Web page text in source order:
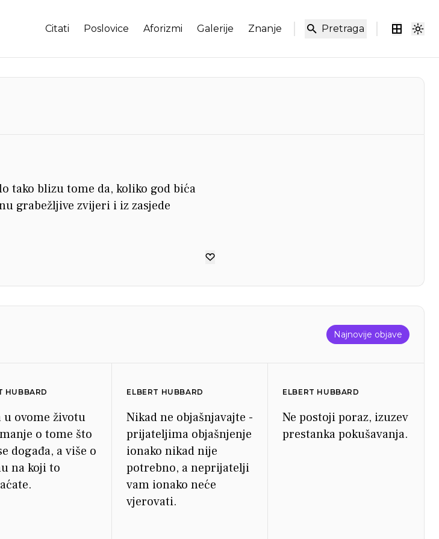
Pretraga
Citati Poslovice Aforizmi Galerije Znanje
tako blizu tome da, koliko god bića
grabežljive zvijeri i iz zasjede
Najnovije objave
HUBBARD
u ovome životu
o tome što
događa, a više o
na koji to
ELBERT HUBBARD
Nikad ne objašnjavajte -
prijateljima objašnjenje
ionako nikad nije
potrebno, a neprijatelji
vam ionako neće
vjerovati.
ELBERT HUBBARD
Ne postoji poraz, izuzev
prestanka pokušavanja.